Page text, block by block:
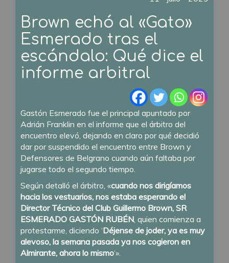
Brown echó al «Gato»
Esmerado tras el
escándalo: Qué dice el
informe arbitral
Gastón Esmerado fue el principal apuntado por
Adrián Franklin en el informe que el árbitro del
encuentro elevó, dejando en claro por qué decidió
dar por suspendido el encuentro entre Brown y
Defensores de Belgrano cuando aún faltaba por
jugarse todo el segundo tiempo.
Según detalló el árbitro, «cuando nos dirigíamos
hacia los vestuarios, nos estaba esperando el
Director Técnico del Club Guillermo Brown, SR
ESMERADO GASTÓN RUBÉN , quien comienza a
protestarme, diciendo ‘Déjense de joder, ya es muy
alevoso, la semana pasada ya nos cogieron en
Almirante, ahora lo mismo‘».